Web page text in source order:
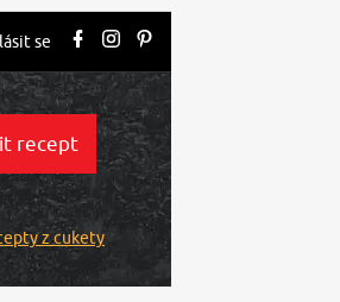
se
recept
z cukety